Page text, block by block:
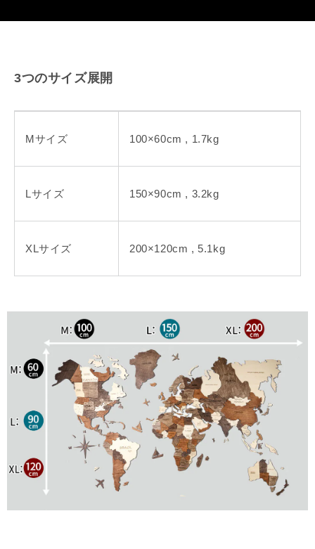
3つのサイズ展開
Mサイズ 100×60cm , 1.7kg
Lサイズ 150×90cm , 3.2kg
XLサイズ 200×120cm , 5.1kg